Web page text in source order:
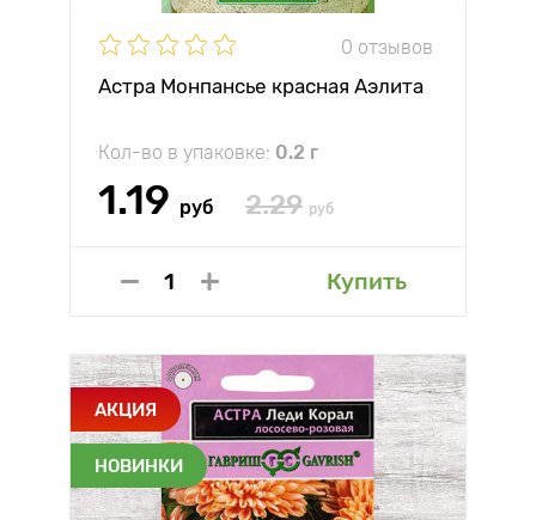
0 отзывов
Астра Монпансье красная Аэлита
Кол-во в упаковке: 0.2 г
1.19 руб 2.29 руб
Купить
АКЦИЯ
НОВИНКИ